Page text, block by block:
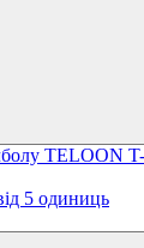
TELOON
5 одиниць